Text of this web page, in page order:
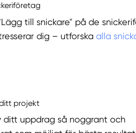
till snickare" på de
dig – utforska alla
projekt
ditt uppdrag så noggrant och